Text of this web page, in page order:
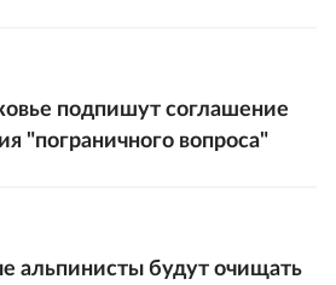
подпишут соглашение
"пограничного вопроса"
альпинисты будут очищать